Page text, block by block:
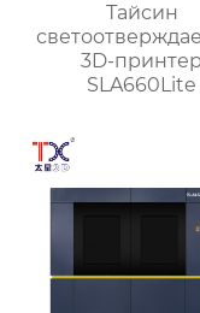
Тайсин
3D-принтер
SLA660Lite